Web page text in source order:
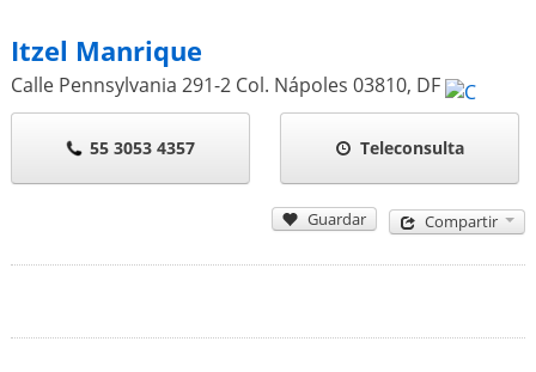
Itzel Manrique
Calle Pennsylvania 291-2 Col. Nápoles 03810, DF
55 3053 4357 Teleconsulta
Guardar Compartir